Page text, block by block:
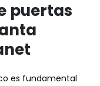
puertas
es fundamental